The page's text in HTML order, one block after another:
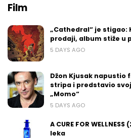
Film
„Cathedral“ je stigao:
prodaji, album stiže u
5 DAYS AGO
Džon Kjusak napustio
stripa i predstavio
„Momo“
5 DAYS AGO
A CURE FOR
leka